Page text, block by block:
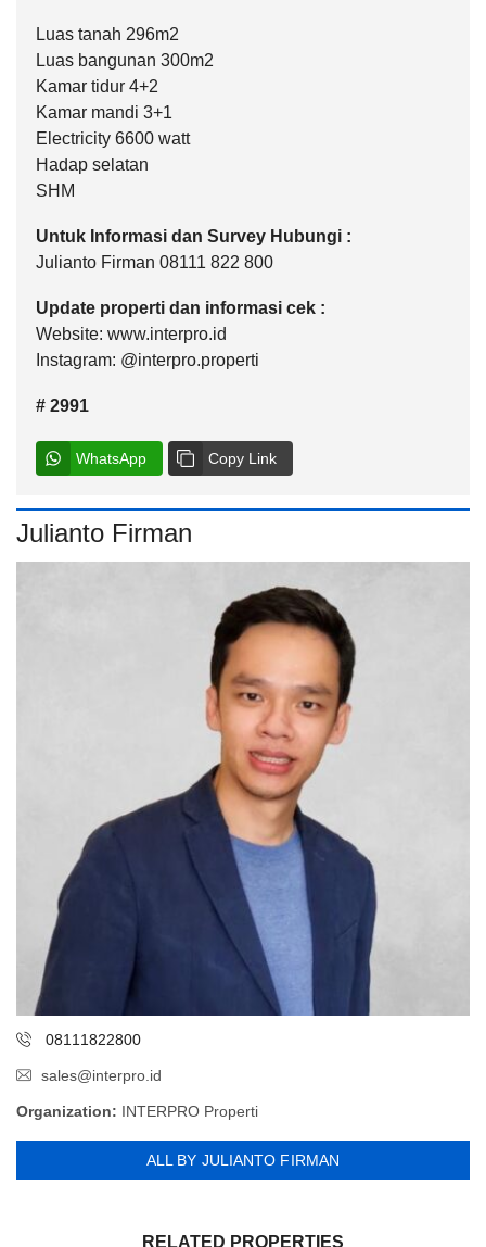
Luas tanah 296m2
Luas bangunan 300m2
Kamar tidur 4+2
Kamar mandi 3+1
Electricity 6600 watt
Hadap selatan
SHM
Untuk Informasi dan Survey Hubungi :
Julianto Firman 08111 822 800
Update properti dan informasi cek :
Website: www.interpro.id
Instagram: @interpro.properti
# 2991
WhatsApp Copy Link
Julianto Firman
08111822800
sales@interpro.id
Organization: INTERPRO Properti
ALL BY JULIANTO FIRMAN
RELATED PROPERTIES